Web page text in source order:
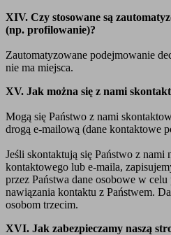
XIV. Czy stosowane są
(np. profilowanie)?
Zautomatyzowane podejmowanie
nie ma miejsca.
XV. Jak można się z nami
Mogą się Państwo z nami
drogą e-mailową (dane kontaktowe
Jeśli skontaktują się Państwo z nami
kontaktowego lub e-maila,
przez Państwa dane osobowe w
nawiązania kontaktu z Państwem.
osobom trzecim.
XVI. Jak zabezpieczamy naszą